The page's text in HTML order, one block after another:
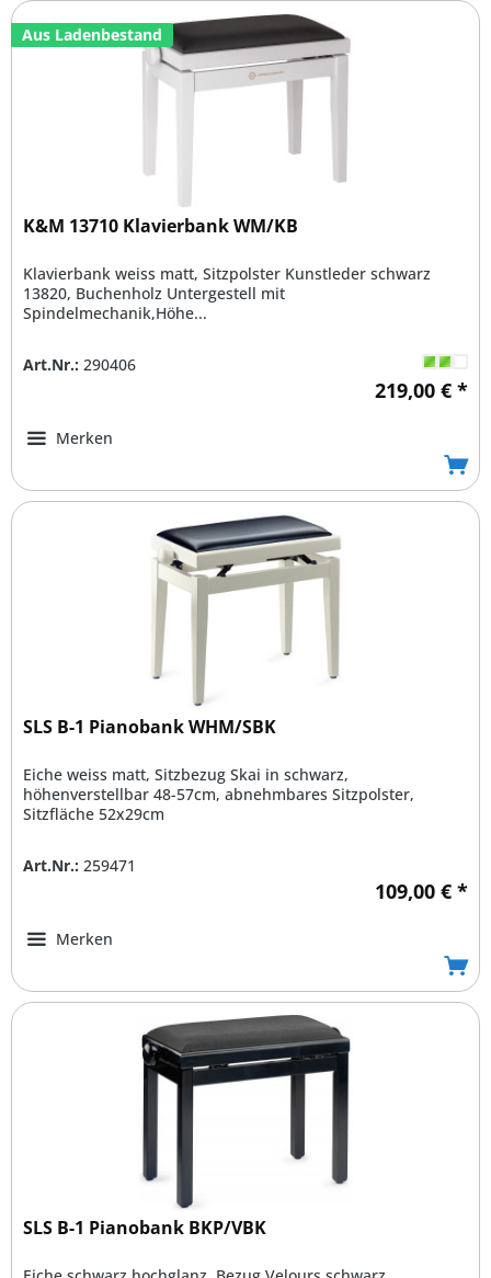
Aus Ladenbestand
K&M 13710 Klavierbank WM/KB
Klavierbank weiss matt, Sitzpolster Kunstleder schwarz
13820, Buchenholz Untergestell mit
Spindelmechanik,Höhe...
Art.Nr.: 290406
219,00 € *
Merken
SLS B-1 Pianobank WHM/SBK
Eiche weiss matt, Sitzbezug Skai in schwarz,
höhenverstellbar 48-57cm, abnehmbares Sitzpolster,
Sitzfläche 52x29cm
Art.Nr.: 259471
109,00 € *
Merken
SLS B-1 Pianobank BKP/VBK